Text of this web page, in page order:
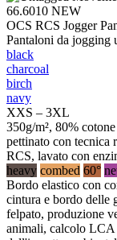
66.6010 NEW
OCS RCS Jogger
Pantaloni da jogging
black
charcoal
birch
navy
XXS – 3XL
350g/m², 80%
pettinato con tecnica
RCS, lavato con
heavy combed 60°
Bordo elastico con
cintura e bordo delle
felpato, produzione
animali, calcolo LCA